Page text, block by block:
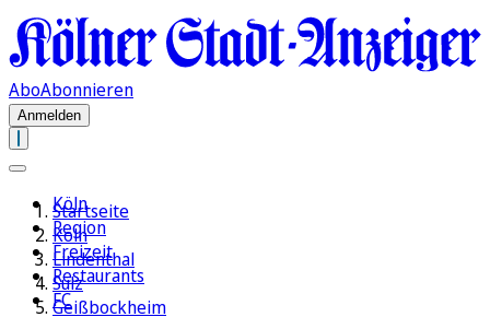
AboAbonnieren
Anmelden
Köln
Region
Freizeit
Restaurants
FC
Startseite
Köln
Lindenthal
Sülz
Geißbockheim